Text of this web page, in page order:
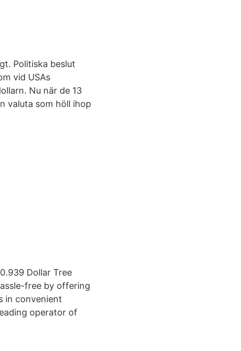
Politiska beslut
vid USAs
Nu när de 13
valuta som höll ihop
Dollar Tree
free by offering
in convenient
operator of